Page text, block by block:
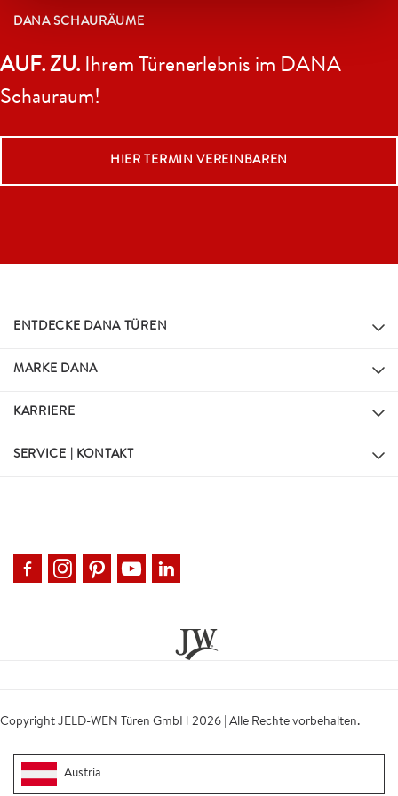
ENTDECKE DANA TÜREN
MARKE DANA
KARRIERE
SERVICE | KONTAKT
DANA SCHAURÄUME
AUF. ZU. Ihrem Türenerlebnis im DANA
Schauraum!
HIER TERMIN VEREINBAREN
Copyright JELD-WEN Türen GmbH 2026 | Alle Rechte vorbehalten.
Austria